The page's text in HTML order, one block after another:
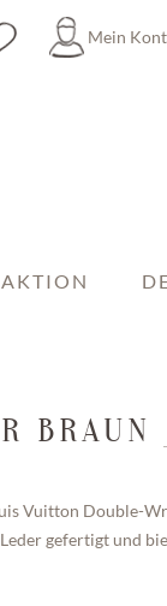
Mein
AKTION
BRAUN
Vuitton Double-
gefertigt und